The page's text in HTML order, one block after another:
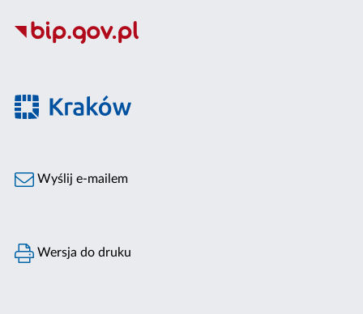
Wyślij e-mailem
Wersja do druku